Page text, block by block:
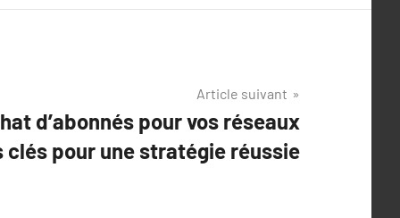
Article suivant
d’abonnés pour vos réseaux
pour une stratégie réussie